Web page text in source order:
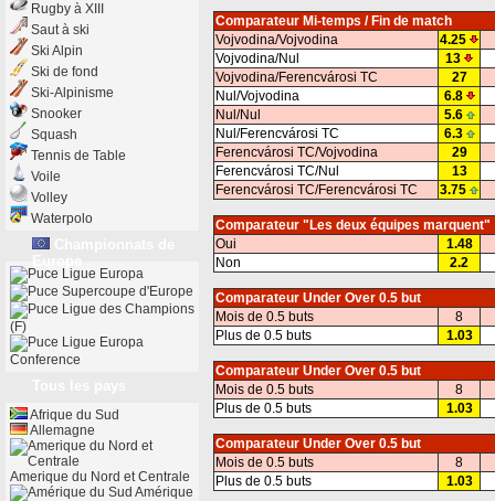
Comparateur Mi-temps / Fin de match
Vojvodina/Vojvodina
4.25
Vojvodina/Nul
13
Vojvodina/Ferencvárosi TC
27
Nul/Vojvodina
6.8
Nul/Nul
5.6
Nul/Ferencvárosi TC
6.3
Ferencvárosi TC/Vojvodina
29
Ferencvárosi TC/Nul
13
Ferencvárosi TC/Ferencvárosi TC
3.75
Comparateur "Les deux équipes marquent"
Oui
1.48
Non
2.2
Comparateur Under Over 0.5 but
Mois de 0.5 buts
8
Plus de 0.5 buts
1.03
Comparateur Under Over 0.5 but
Mois de 0.5 buts
8
Plus de 0.5 buts
1.03
Comparateur Under Over 0.5 but
Mois de 0.5 buts
8
Plus de 0.5 buts
1.03
Rugby à XIII
Saut à ski
Ski Alpin
Ski de fond
Ski-Alpinisme
Snooker
Squash
Tennis de Table
Voile
Volley
Waterpolo
Ligue Europa
Supercoupe d'Europe
Ligue des Champions
(F)
Ligue Europa
Conference
Afrique du Sud
Allemagne
Amerique du Nord et Centrale
Amérique